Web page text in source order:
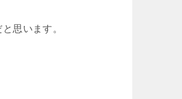
思います。